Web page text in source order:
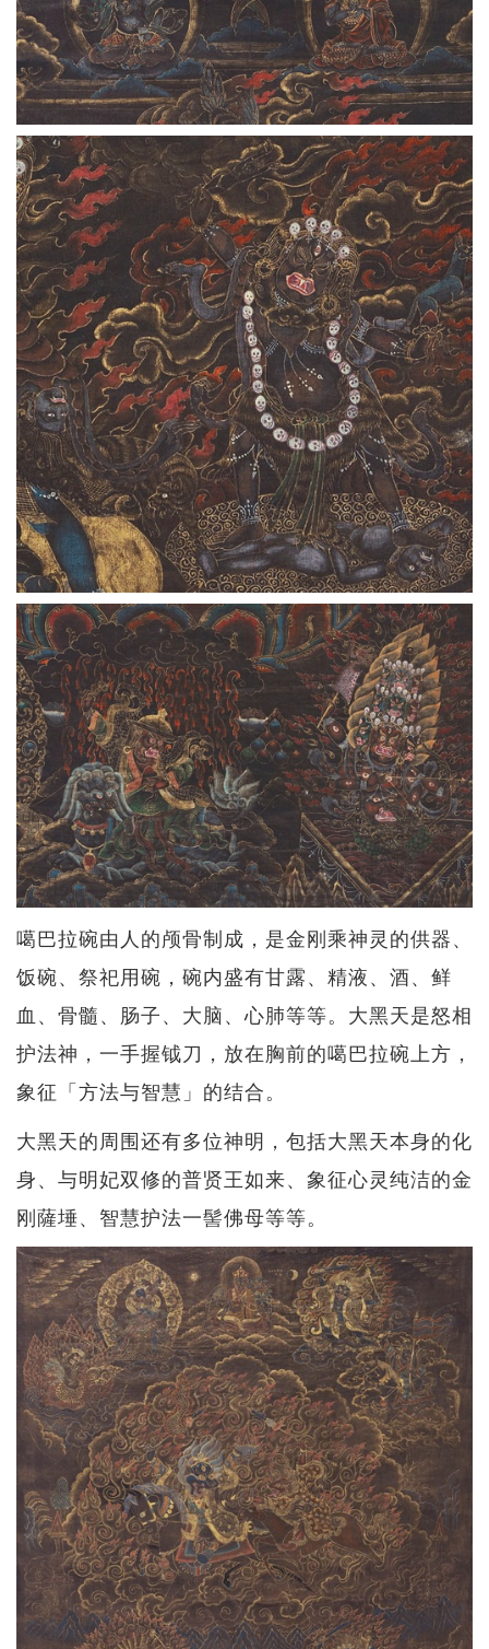
噶巴拉碗由人的颅骨制成，是金刚乘神灵的供器、
饭碗、祭祀用碗，碗内盛有甘露、精液、酒、鲜
血、骨髓、肠子、大脑、心肺等等。大黑天是怒相
护法神，一手握钺刀，放在胸前的噶巴拉碗上方，
象征「方法与智慧」的结合。
大黑天的周围还有多位神明，包括大黑天本身的化
身、与明妃双修的普贤王如来、象征心灵纯洁的金
刚薩埵、智慧护法一髻佛母等等。